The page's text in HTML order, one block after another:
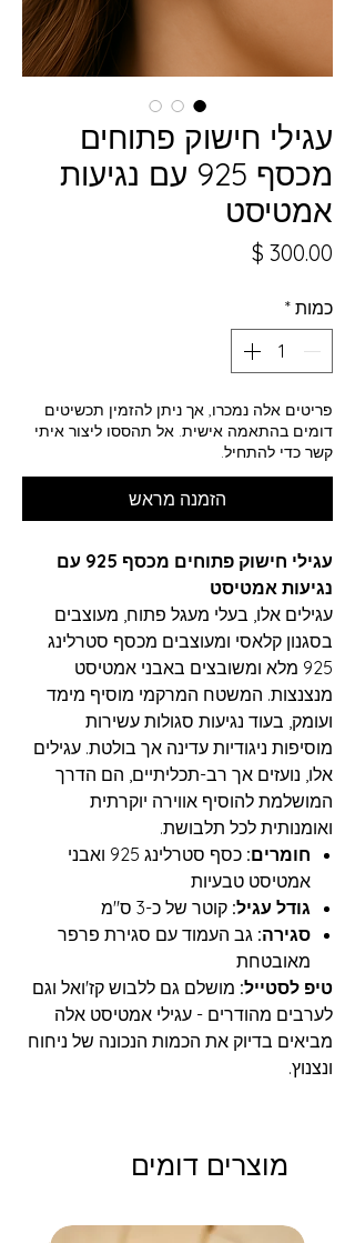
עגילי חישוק פתוחים
מכסף 925 עם נגיעות
אמטיסט
מחיר
כמות *
פריטים אלה נמכרו, אך ניתן להזמין תכשיטים
דומים בהתאמה אישית. אל תהססו ליצור איתי
קשר כדי להתחיל.
הזמנה מראש
עגילי חישוק פתוחים מכסף 925 עם
נגיעות אמטיסט
עגילים אלו, בעלי מעגל פתוח, מעוצבים
בסגנון קלאסי ומעוצבים מכסף סטרלינג
925 מלא ומשובצים באבני אמטיסט
מנצנצות. המשטח המרקמי מוסיף מימד
ועומק, בעוד נגיעות סגולות עשירות
מוסיפות ניגודיות עדינה אך בולטת. עגילים
אלו, נועזים אך רב-תכליתיים, הם הדרך
המושלמת להוסיף אווירה יוקרתית
ואומנותית לכל תלבושת.
חומרים:
כסף סטרלינג 925 ואבני
אמטיסט טבעיות
גודל עגיל: קוטר של כ-3 ס"מ
סגירה: גב העמוד עם סגירת פרפר
מאובטחת
טיפ לסטייל: מושלם גם ללבוש קז'ואל וגם
לערבים מהודרים - עגילי אמטיסט אלה
מביאים בדיוק את הכמות הנכונה של ניחוח
ונצנוץ.
מוצרים דומים